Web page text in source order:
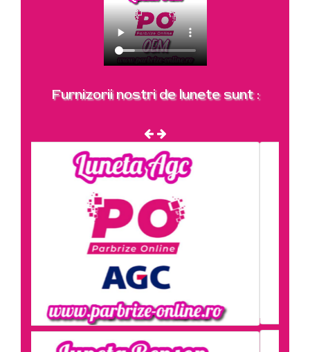
Furnizorii nostri de lunete sunt :